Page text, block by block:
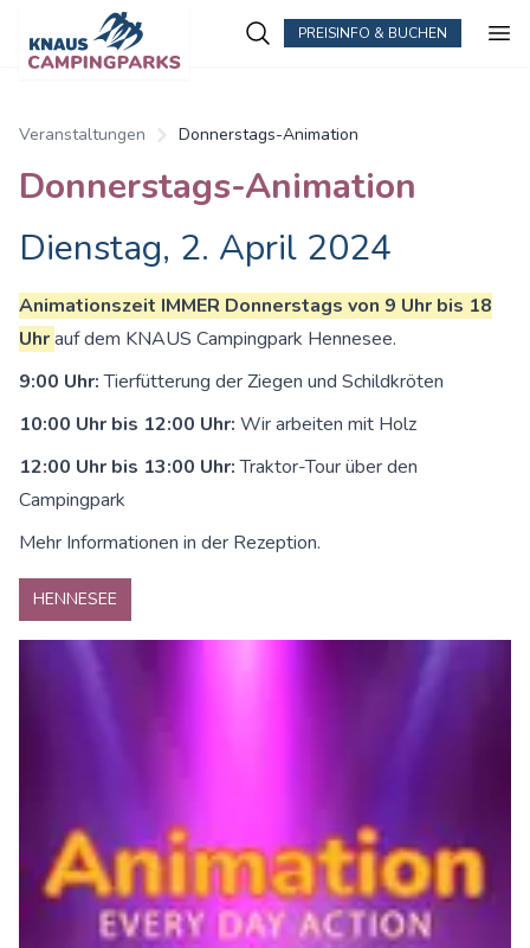
PREISINFO & BUCHEN
Veranstaltungen Donnerstags-Animation
Donnerstags-Animation
Dienstag, 2. April 2024
Animationszeit IMMER Donnerstags von 9 Uhr bis 18
Uhrauf dem KNAUS Campingpark Hennesee.
9:00 Uhr:Tierfütterung der Ziegen und Schildkröten
10:00 Uhr bis 12:00 Uhr: Wir arbeiten mit Holz
12:00 Uhr bis 13:00 Uhr:Traktor-Tour über den
Campingpark
Mehr Informationen in der Rezeption.
HENNESEE